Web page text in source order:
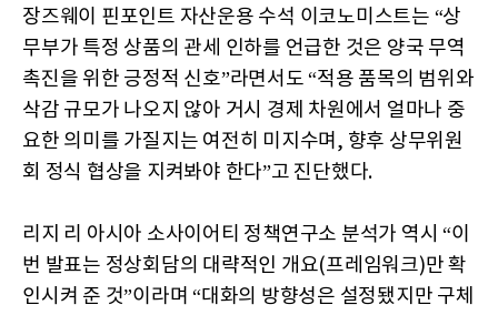
장즈웨이 핀포인트 자산운용 수석 이코노미스트는 “상
무부가 특정 상품의 관세 인하를 언급한 것은 양국 무역
촉진을 위한 긍정적 신호”라면서도 “적용 품목의 범위와
삭감 규모가 나오지 않아 거시 경제 차원에서 얼마나 중
요한 의미를 가질지는 여전히 미지수며, 향후 상무위원
회 정식 협상을 지켜봐야 한다”고 진단했다.
리지 리 아시아 소사이어티 정책연구소 분석가 역시 “이
번 발표는 정상회담의 대략적인 개요(프레임워크)만 확
인시켜 준 것”이라며 “대화의 방향성은 설정됐지만 구체